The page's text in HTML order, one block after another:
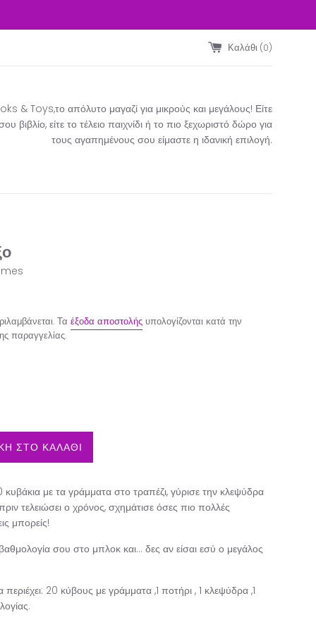
Καλάθι (0)
& Toys,το απόλυτο μαγαζί για μικρούς και μεγάλους! Είτε
βιβλίο, είτε το τέλειο παιχνίδι ή το πιο ξεχωριστό δώρο για
τους αγαπημένους σου είμαστε η ιδανική επιλογή.​
Τα έξοδα αποστολής υπολογίζονται κατά την
παραγγελίας.
ΣΤΟ ΚΑΛΑΘΙ
κυβάκια με τα γράμματα στο τραπέζι, γύρισε την κλεψύδρα
τελειώσει ο χρόνος, σχημάτισε όσες πιο πολλές
μπορείς!
σου στο μπλοκ και… δες αν είσαι εσύ ο μεγάλος
20 κύβους με γράμματα ,1 ποτήρι , 1 κλεψύδρα ,1